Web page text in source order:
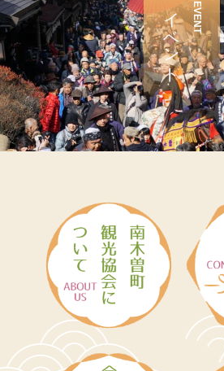
EVENT
イベント